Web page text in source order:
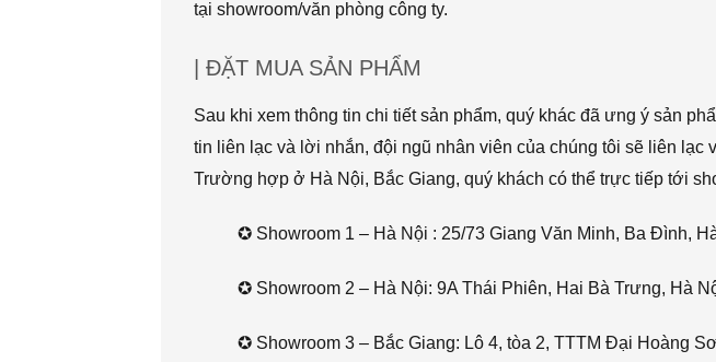
tại showroom/văn phòng công ty.
| ĐẶT MUA SẢN PHẨM
Sau khi xem thông tin chi tiết sản phẩm, quý khác đã ưng ý sản
tin liên lạc và lời nhắn, đội ngũ nhân viên của chúng tôi sẽ liên lạc
Trường hợp ở Hà Nội, Bắc Giang, quý khách có thể trực tiếp tới
✪ Showroom 1 – Hà Nội : 25/73 Giang Văn Minh, Ba Đình,
✪ Showroom 2 – Hà Nội: 9A Thái Phiên, Hai Bà Trưng, Hà
✪ Showroom 3 – Bắc Giang: Lô 4, tòa 2, TTTM Đại Hoàng